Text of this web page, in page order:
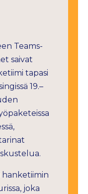
Teams-
saivat
tapasi
19.–
hanketiimin
joka